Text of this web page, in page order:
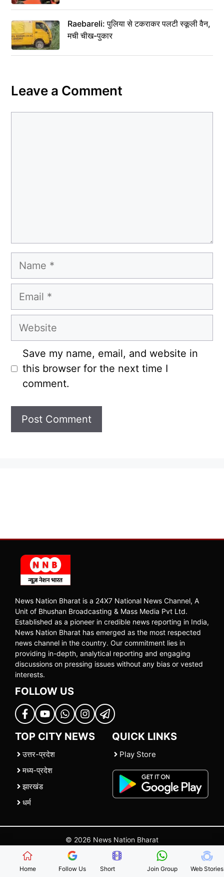
Raebareli: पुलिया से टकराकर पलटी स्कूली वैन,
मची चीख-पुकार
Leave a Comment
Name
Email
Website
Save my name, email, and website in
this browser for the next time I
comment.
News Nation Bharat is a 24X7 National News Channel, A
Unit of Bhushan Broadcasting & Mass Media Pvt Ltd.
Established as a pioneer in credible news reporting in India,
News Nation Bharat has emerged as the most respected
news channel in the country. Our commitment lies in
providing in-depth, analytical reporting and engaging
discussions on pressing issues without any bias or vested
interests.
FOLLOW US
TOP CITY NEWS
उत्तर-प्रदेश
मध्य-प्रदेश
झारखंड
धर्म
QUICK LINKS
Play Store
© 2026 News Nation Bharat
| |Contact Us |Policies Terms and Conditions
Home Follow Us Short Join Group Web Stories